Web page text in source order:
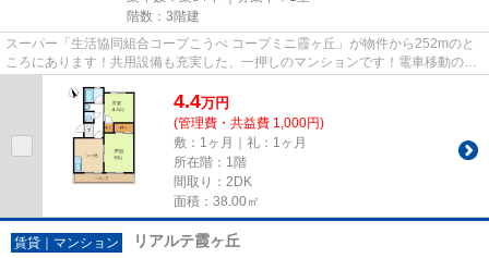
階数：3階建
スーパー「生活協同組合コープこうべ コープミニ霞ヶ丘」が物件から252mのと
ころにあります！共用設備も充実した、一押しのマンションです！電車移動の多
4.4万円
(管理費・共益費 1,000円)
敷：1ヶ月｜礼：1ヶ月
所在階：1階
間取り：2DK
面積：38.00㎡
賃貸｜マンション リアルテ霞ヶ丘